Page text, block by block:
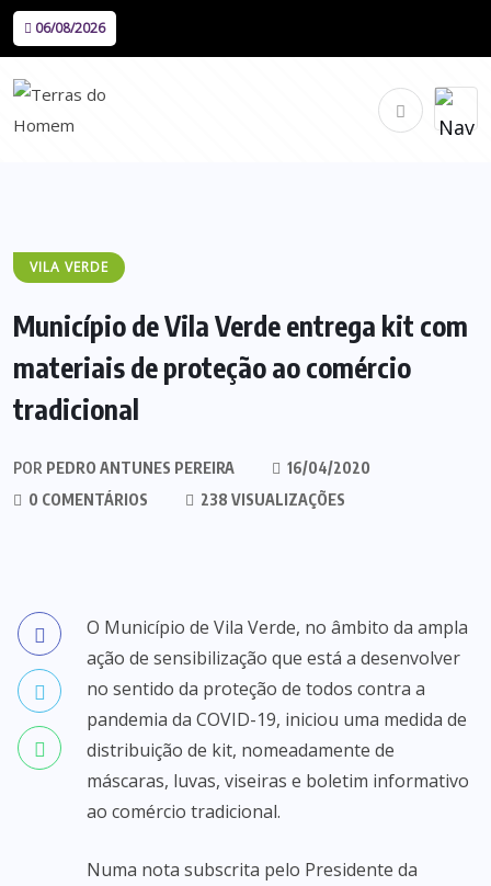
06/08/2026
VILA VERDE
Município de Vila Verde entrega kit com
materiais de proteção ao comércio
tradicional
POR PEDRO ANTUNES PEREIRA
16/04/2020
0 COMENTÁRIOS
238 VISUALIZAÇÕES
O Município de Vila Verde, no âmbito da ampla
ação de sensibilização que está a desenvolver
no sentido da proteção de todos contra a
pandemia da COVID-19, iniciou uma medida de
distribuição de kit, nomeadamente de
máscaras, luvas, viseiras e boletim informativo
ao comércio tradicional.
Numa nota subscrita pelo Presidente da